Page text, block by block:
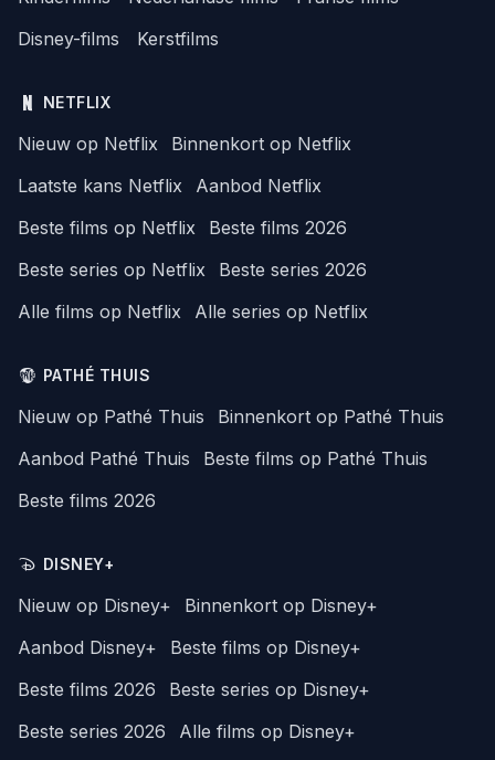
Disney-films
Kerstfilms
NETFLIX
Nieuw op Netflix
Binnenkort op Netflix
Laatste kans Netflix
Aanbod Netflix
Beste films op Netflix
Beste films 2026
Beste series op Netflix
Beste series 2026
Alle films op Netflix
Alle series op Netflix
PATHÉ THUIS
Nieuw op Pathé Thuis
Binnenkort op Pathé Thuis
Aanbod Pathé Thuis
Beste films op Pathé Thuis
Beste films 2026
DISNEY+
Nieuw op Disney+
Binnenkort op Disney+
Aanbod Disney+
Beste films op Disney+
Beste films 2026
Beste series op Disney+
Beste series 2026
Alle films op Disney+